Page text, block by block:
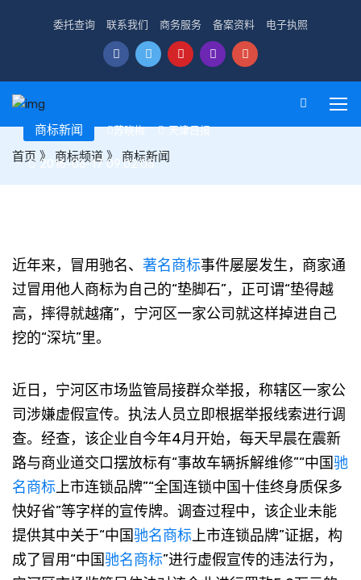
委托查询 联系我们 商务服务 备案资料 电子执照
首页 》 商标频道 》 商标新闻
商标新闻 苏晓梅 天津日报
2016-06-17 09:02:05
近年来，冒用驰名、 著名商标事件屡屡发生，商家通
过冒用他人商标为自己的“垫脚石”，正可谓“垫得越
高，摔得就越痛”，宁河区一家公司就这样掉进自己
挖的“深坑”里。
近日，宁河区市场监管局接群众举报，称辖区一家公
司涉嫌虚假宣传。执法人员立即根据举报线索进行调
查。经查，该企业自今年4月开始，每天早晨在震新
路与商业道交口摆放标有“事故车辆拆解维修”“中国驰
名商标上市连锁品牌”“全国连锁中国十佳终身质保多
快好省”等字样的宣传牌。调查过程中，该企业未能
提供其中关于“中国驰名商标上市连锁品牌”证据，构
成了冒用“中国驰名商标”进行虚假宣传的违法行为，